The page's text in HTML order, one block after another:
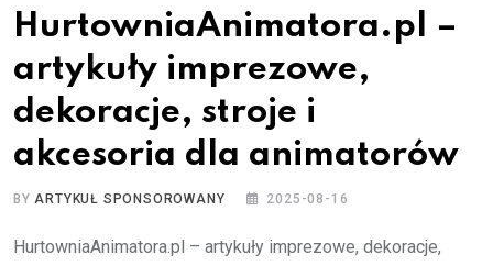
HurtowniaAnimatora.pl –
artykuły imprezowe,
dekoracje, stroje i
akcesoria dla animatorów
BYARTYKUŁ SPONSOROWANY 2025-08-16
HurtowniaAnimatora.pl – artykuły imprezowe, dekoracje,